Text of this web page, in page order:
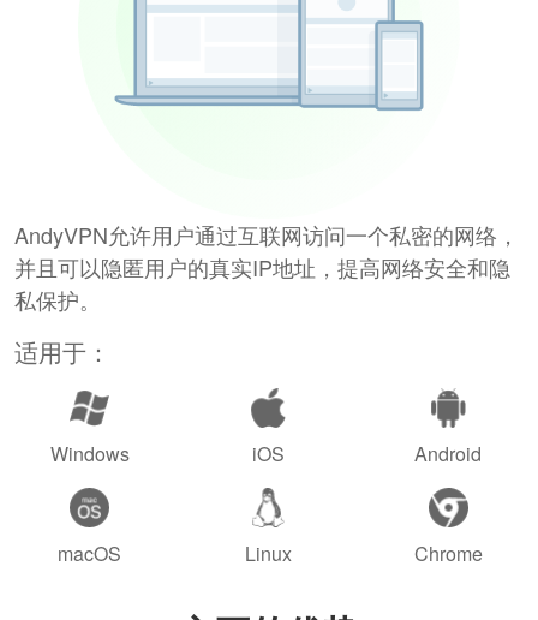
AndyVPN允许用户通过互联网访问一个私密的网络，
并且可以隐匿用户的真实IP地址，提高网络安全和隐
私保护。
适用于：
Windows iOS Android
macOS Linux Chrome